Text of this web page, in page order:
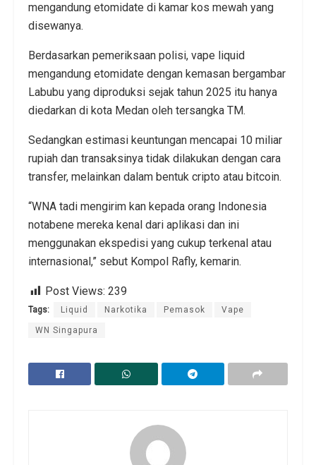
mengandung etomidate di kamar kos mewah yang
disewanya.
Berdasarkan pemeriksaan polisi, vape liquid
mengandung etomidate dengan kemasan bergambar
Labubu yang diproduksi sejak tahun 2025 itu hanya
diedarkan di kota Medan oleh tersangka TM.
Sedangkan estimasi keuntungan mencapai 10 miliar
rupiah dan transaksinya tidak dilakukan dengan cara
transfer, melainkan dalam bentuk cripto atau bitcoin.
“WNA tadi mengirim kan kepada orang Indonesia
notabene mereka kenal dari aplikasi dan ini
menggunakan ekspedisi yang cukup terkenal atau
internasional,” sebut Kompol Rafly, kemarin.
Post Views: 239
Tags: Liquid Narkotika Pemasok Vape
WN Singapura